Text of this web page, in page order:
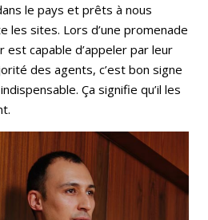
le pays et prêts à nous
les sites. Lors d’une promenade
capable d’appeler par leur
des agents, c’est bon signe
Ça signifie qu’il les